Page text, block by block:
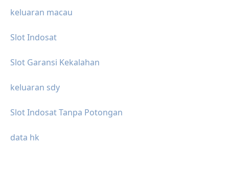
keluaran macau
Slot Indosat
Slot Garansi Kekalahan
keluaran sdy
Slot Indosat Tanpa Potongan
data hk